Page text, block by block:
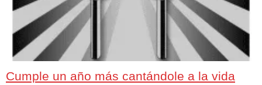
Cumple un año más cantándole a la vida